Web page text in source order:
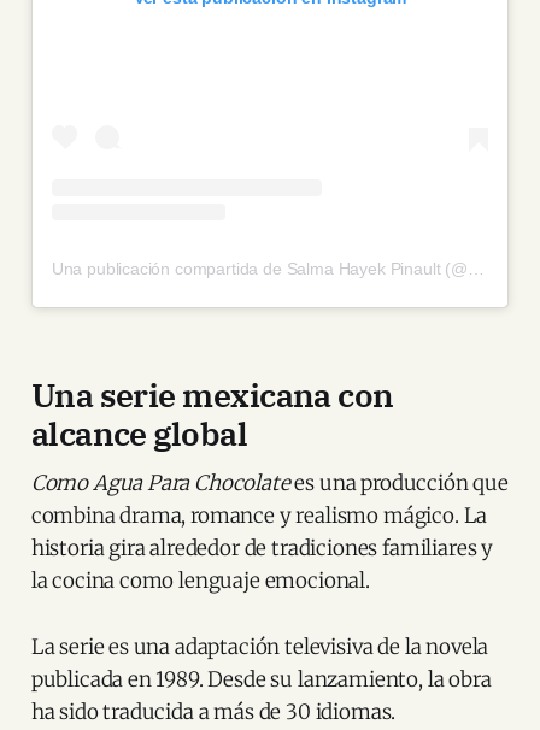
Una serie mexicana con
alcance global
Como Agua Para Chocolatees una producción que
combina drama, romance y realismo mágico. La
historia gira alrededor de tradiciones familiares y
la cocina como lenguaje emocional.
La serie es una adaptación televisiva de la novela
publicada en 1989. Desde su lanzamiento, la obra
ha sido traducida a más de 30 idiomas.